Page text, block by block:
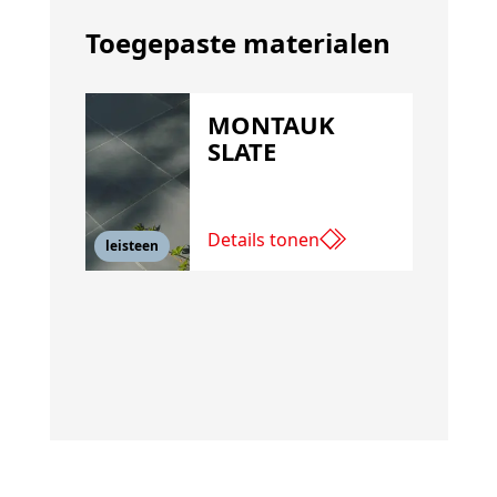
Toegepaste materialen
leisteen
MONTAUK
SLATE
Details tonen